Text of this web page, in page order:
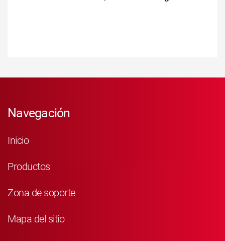
Navegación
Inicio
Productos
Zona de soporte
Mapa del sitio